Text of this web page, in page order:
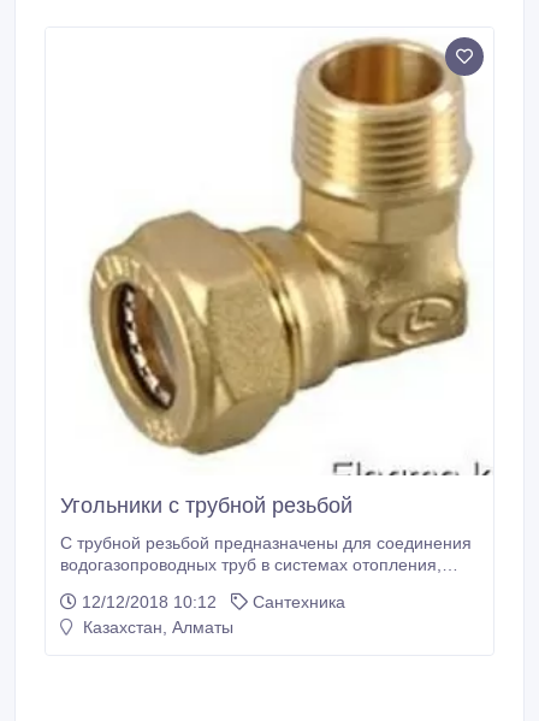
Угольники с трубной резьбой
С трубной резьбой предназначены для соединения
водогазопроводных труб в системах отопления,
других трубопроводах для неагрессивных сред.
12/12/2018 10:12
Сантехника
Казахстан, Алматы